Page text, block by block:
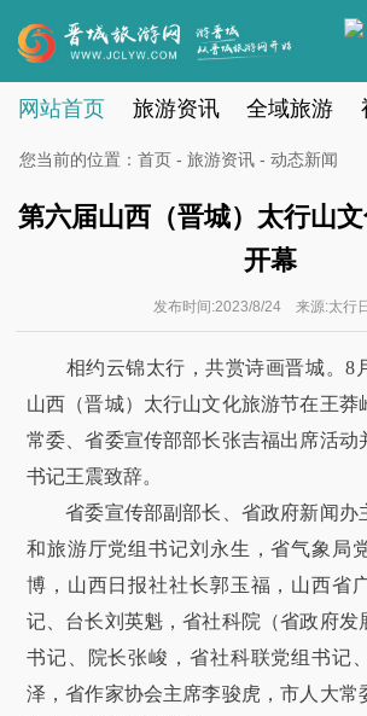
网站首页 旅游资讯 全域旅游
您当前的位置： 首页 - 旅游资讯 - 动态新闻
第六届山西（晋城）太行山
开幕
发布时间:2023/8/24 来源:太行
相约云锦太行，共赏诗画晋城。8
山西（晋城）太行山文化旅游节在王莽
常委、省委宣传部部长张吉福出席活动
书记王震致辞。
省委宣传部副部长、省政府新闻办
和旅游厅党组书记刘永生，省气象局
博，山西日报社社长郭玉福，山西省
记、台长刘英魁，省社科院（省政府发
书记、院长张峻，省社科联党组书记
泽，省作家协会主席李骏虎，市人大常